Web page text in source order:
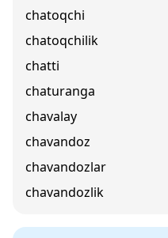
chatoqchi
chatoqchilik
chatti
chaturanga
chavalay
chavandoz
chavandozlar
chavandozlik